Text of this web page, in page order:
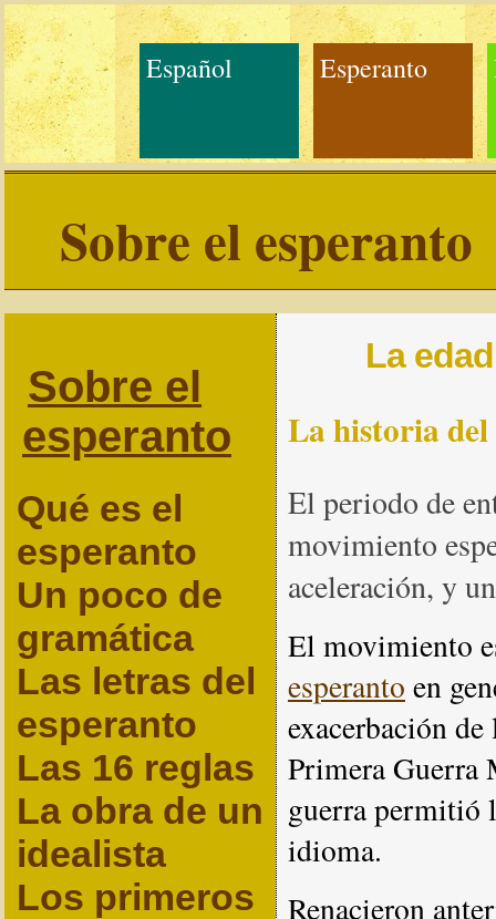
Español Esperanto
Sobre el esperanto
Sobre el
esperanto
Qué es el
esperanto
Un poco de
gramática
Las letras del
esperanto
Las 16 reglas
La obra de un
idealista
Los primeros
La
La historia del
El periodo de
movimiento
aceleración, y
El movimiento
esperanto en
exacerbación
Primera Guerra
guerra permitió
idioma.
Renacieron